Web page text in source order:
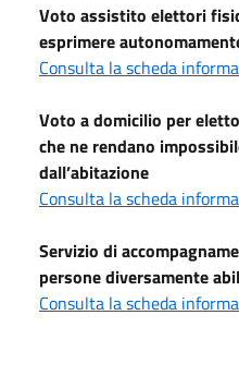
Voto assistito elettori
esprimere
Consulta la scheda
Voto a domicilio per
che ne rendano
dall’abitazione
Consulta la scheda
Servizio di
persone diversamente
Consulta la scheda